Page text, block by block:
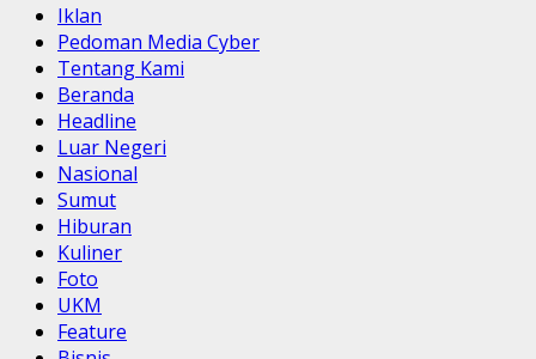
Iklan
Pedoman Media Cyber
Tentang Kami
Beranda
Headline
Luar Negeri
Nasional
Sumut
Hiburan
Kuliner
Foto
UKM
Feature